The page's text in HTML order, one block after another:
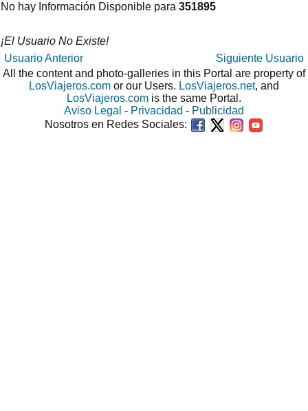
No hay Información Disponible para 351895
¡El Usuario No Existe!
Usuario Anterior
Siguiente Usuario
All the content and photo-galleries in this Portal are property of
LosViajeros.com or our Users. LosViajeros.net, and
LosViajeros.com is the same Portal.
Aviso Legal - Privacidad - Publicidad
Nosotros en Redes Sociales: